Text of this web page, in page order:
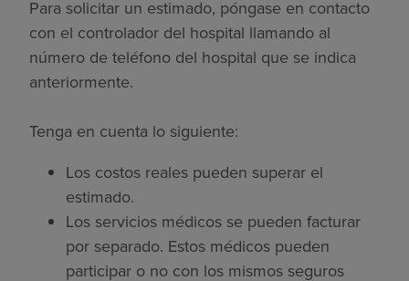
Para solicitar un estimado, póngase en contacto
con el controlador del hospital llamando al
número de teléfono del hospital que se indica
anteriormente.
Tenga en cuenta lo siguiente:
Los costos reales pueden superar el
estimado.
Los servicios médicos se pueden facturar
por separado. Estos médicos pueden
participar o no con los mismos seguros